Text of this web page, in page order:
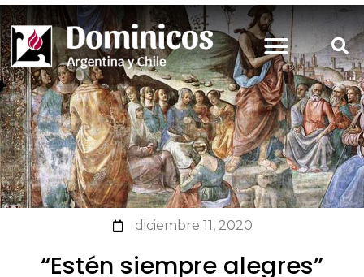
diciembre 11, 2020
“Estén siempre alegres”